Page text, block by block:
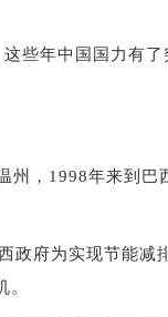
年中国国力有了
1998年来到巴
府为实现节能减